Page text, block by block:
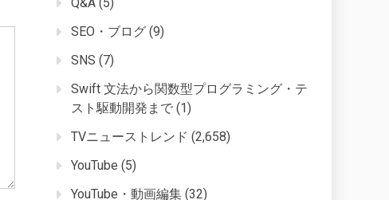
SEO・ブログ (9)
SNS (7)
Swift 文法から関数型プログラミング・テ
スト駆動開発まで (1)
TVニューストレンド (2,658)
YouTube (5)
YouTube・動画編集 (32)